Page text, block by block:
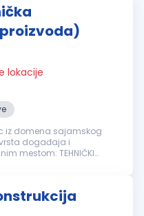
lokacije
iz domena sajamskog
događaja i
mestom: TEHNIČKI